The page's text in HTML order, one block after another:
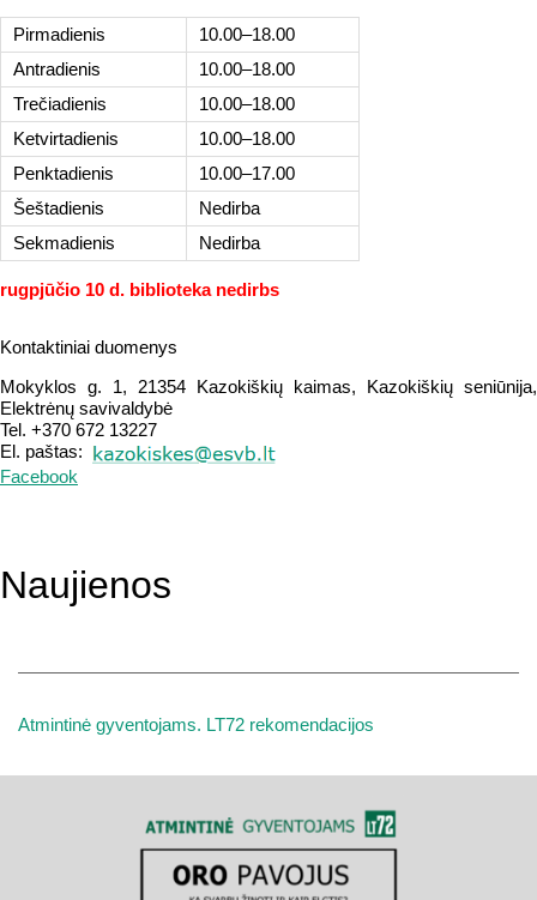
Pirmadienis
10.00–18.00
Antradienis
10.00–18.00
Trečiadienis
10.00–18.00
Ketvirtadienis
10.00–18.00
Penktadienis
10.00–17.00
Šeštadienis
Nedirba
Sekmadienis
Nedirba
rugpjūčio 10 d. biblioteka nedirbs
Kontaktiniai duomenys
Mokyklos g. 1, 21354 Kazokiškių kaimas, Kazokiškių seniūnija,
Elektrėnų savivaldybė
Tel. +370 672 13227
El. paštas:
Facebook
Naujienos
Atmintinė gyventojams. LT72 rekomendacijos